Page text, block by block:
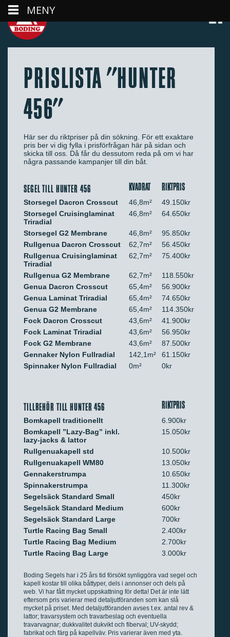
PRISLISTA "HUNTER
456"
Här ser du riktpriser på din sökning. För ett exaktare
pris ber vi dig fylla i prisförfrågan här på sidan och
skicka till oss. Då får du dessutom reda på om vi har
några passande kampanjer till din båt.
SEGEL TILL HUNTER 456 KVADRAT RIKTPRIS
Storsegel Dacron Crosscut 46,8m²
49.150kr
Storsegel Cruisinglaminat
Triradial
46,8m² 64.650kr
Storsegel G2 Membrane 46,8m²
95.850kr
Rullgenua Dacron Crosscut
62,7m²
56.450kr
Rullgenua Cruisinglaminat
Triradial
62,7m² 75.400kr
Rullgenua G2 Membrane 62,7m²
118.550kr
Genua Dacron Crosscut
65,4m²
56.900kr
Genua Laminat Triradial
65,4m²
74.650kr
Genua G2 Membrane
65,4m²
114.350kr
Fock Dacron Crosscut
43,6m²
41.900kr
Fock Laminat Triradial
43,6m²
56.950kr
Fock G2 Membrane
43,6m²
87.500kr
Gennaker Nylon Fullradial
142,1m²
61.150kr
Spinnaker Nylon Fullradial
0m² 0kr
TILLBEHÖR TILL HUNTER 456 RIKTPRIS
Bomkapell traditionellt
6.900kr
Bomkapell ”Lazy-Bag” inkl.
lazy-jacks & lattor
15.050kr
Rullgenuakapell std
10.500kr
Rullgenuakapell WM80
13.050kr
Gennakerstrumpa
10.650kr
Spinnakerstrumpa
11.300kr
Segelsäck Standard Small
450kr
Segelsäck Standard Medium
600kr
Segelsäck Standard Large
700kr
Turtle Racing Bag Small
2.400kr
Turtle Racing Bag Medium
2.700kr
Turtle Racing Bag Large
3.000kr
Boding Segels har i 25 års tid försökt synliggöra vad segel och
kapell kostar till olika båttyper, dels i annonser och dels på
web. Vi har fått mycket uppskattning för detta! Det är inte lätt
eftersom pris varierar med detaljutföranden som kan slå
mycket på priset. Med detaljutföranden avses t.ex. antal rev &
lattor; travarsystem och travarbeslag och eventuella
travarvagnar; dukkvalitet dukvikt och fiberval; UV-skydd;
fabrikat och färg på kapellväv. Pris varierar även med yta.
MENY